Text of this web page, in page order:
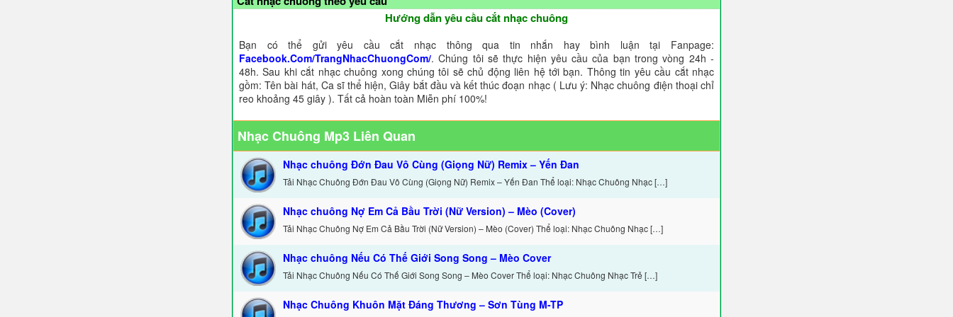
Hướng dẫn yêu cầu cắt nhạc chuông
Bạn có thể gửi yêu cầu cắt nhạc thông qua tin nhắn hay bình luận tại Fanpage:
Facebook.Com/TrangNhacChuongCom/. Chúng tôi sẽ thực hiện yêu cầu của bạn trong vòng 24h -
48h. Sau khi cắt nhạc chuông xong chúng tôi sẽ chủ động liên hệ tới bạn. Thông tin yêu cầu cắt nhạc
gồm: Tên bài hát, Ca sĩ thể hiện, Giây bắt đầu và kết thúc đoạn nhạc ( Lưu ý: Nhạc chuông điện thoại chỉ
reo khoảng 45 giây ). Tất cả hoàn toàn Miễn phí 100%!
Nhạc Chuông Mp3 Liên Quan
Nhạc chuông Đớn Đau Vô Cùng (Giọng Nữ) Remix – Yến Đan
Tải Nhạc Chuông Đớn Đau Vô Cùng (Giọng Nữ) Remix – Yến Đan Thể loại: Nhạc Chuông Nhạc […]
Nhạc chuông Nợ Em Cả Bầu Trời (Nữ Version) – Mèo (Cover)
Tải Nhạc Chuông Nợ Em Cả Bầu Trời (Nữ Version) – Mèo (Cover) Thể loại: Nhạc Chuông Nhạc […]
Nhạc chuông Nếu Có Thế Giới Song Song – Mèo Cover
Tải Nhạc Chuông Nếu Có Thế Giới Song Song – Mèo Cover Thể loại: Nhạc Chuông Nhạc Trẻ […]
Nhạc Chuông Khuôn Mặt Đáng Thương – Sơn Tùng M-TP